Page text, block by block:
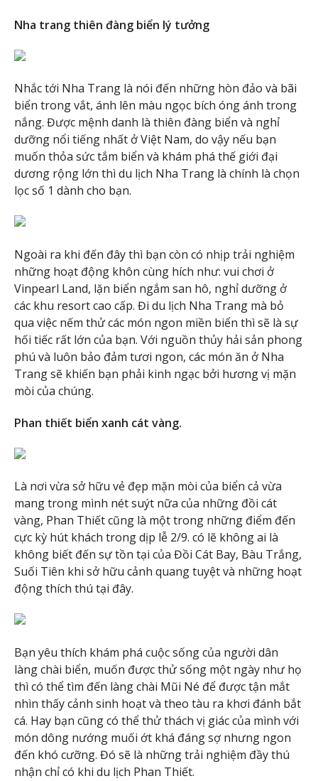
Nha trang thiên đàng biển lý tưởng
Nhắc tới Nha Trang là nói đến những hòn đảo và bãi
biển trong vắt, ánh lên màu ngọc bích óng ánh trong
nắng. Được mệnh danh là thiên đàng biển và nghỉ
dưỡng nổi tiếng nhất ở Việt Nam, do vậy nếu bạn
muốn thỏa sức tắm biển và khám phá thế giới đại
dương rộng lớn thì du lịch Nha Trang là chính là chọn
lọc số 1 dành cho bạn.
Ngoài ra khi đến đây thì bạn còn có nhịp trải nghiệm
những hoạt động khôn cùng hích như: vui chơi ở
Vinpearl Land, lặn biển ngắm san hô, nghỉ dưỡng ở
các khu resort cao cấp. Đi du lịch Nha Trang mà bỏ
qua việc nếm thử các món ngon miền biển thì sẽ là sự
hối tiếc rất lớn của bạn. Với nguồn thủy hải sản phong
phú và luôn bảo đảm tươi ngon, các món ăn ở Nha
Trang sẽ khiến bạn phải kinh ngạc bởi hương vị mặn
mòi của chúng.
Phan thiết biển xanh cát vàng.
Là nơi vừa sở hữu vẻ đẹp mặn mòi của biển cả vừa
mang trong mình nét suýt nữa của những đồi cát
vàng, Phan Thiết cũng là một trong những điểm đến
cực kỳ hút khách trong dịp lễ 2/9. có lẽ không ai là
không biết đến sự tồn tại của Đồi Cát Bay, Bàu Trắng,
Suối Tiên khi sở hữu cảnh quang tuyệt và những hoạt
động thích thú tại đây.
Bạn yêu thích khám phá cuộc sống của người dân
làng chài biển, muốn được thử sống một ngày như họ
thì có thể tìm đến làng chài Mũi Né để được tận mắt
nhìn thấy cảnh sinh hoạt và theo tàu ra khơi đánh bắt
cá. Hay bạn cũng có thể thử thách vị giác của mình với
món dông nướng muối ớt khá đáng sợ nhưng ngon
đến khó cưỡng. Đó sẽ là những trải nghiệm đầy thú
nhận chỉ có khi du lịch Phan Thiết.